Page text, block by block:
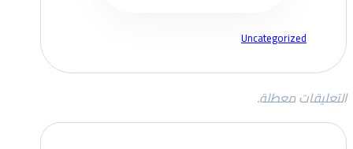
Uncategorized
التعليقات معطلة.